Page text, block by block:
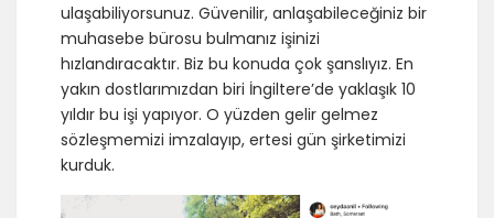
ulaşabiliyorsunuz. Güvenilir, anlaşabileceğiniz bir
muhasebe bürosu bulmanız işinizi
hızlandıracaktır. Biz bu konuda çok şanslıyız. En
yakın dostlarımızdan biri İngiltere’de yaklaşık 10
yıldır bu işi yapıyor. O yüzden gelir gelmez
sözleşmemizi imzalayıp, ertesi gün şirketimizi
kurduk.